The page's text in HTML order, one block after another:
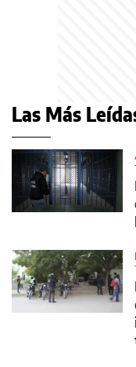
Las Más